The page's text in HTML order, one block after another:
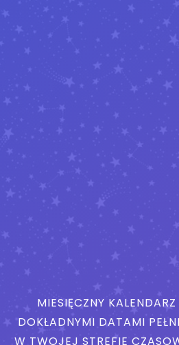
MIESIĘCZNY
DOKŁADNYMI DATAMI
W TWOJEJ STREFIE